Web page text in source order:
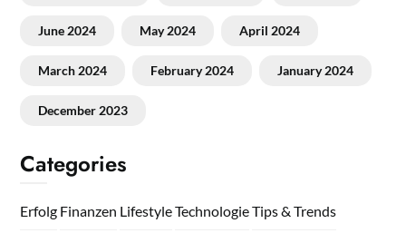
June 2024 May 2024 April 2024
March 2024 February 2024 January 2024
December 2023
Categories
Erfolg Finanzen LifestyleTechnologieTips & Trends